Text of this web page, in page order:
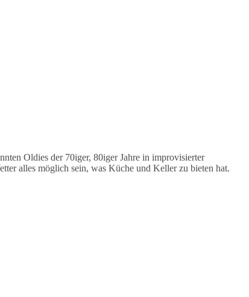
Oldies der 70iger, 80iger Jahre in improvisierter
alles möglich sein, was Küche und Keller zu bieten hat.